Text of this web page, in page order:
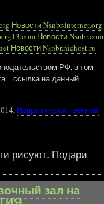
Новости Nsnbr-internet.org
Новости Nsnbr.com
Новости Nsnbr.nichost.ru
РФ, в том
– ссылка на данный
Неправительственный
рисуют. Подари
зал на